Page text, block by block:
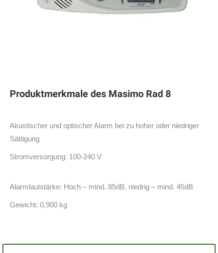
Produktmerkmale des Masimo Rad 8
Akustischer und optischer Alarm bei zu hoher oder niedriger
Sättigung
Stromversorgung: 100-240 V
Alarmlautstärke: Hoch – mind. 85dB, niedrig – mind. 45dB
Gewicht: 0,900 kg